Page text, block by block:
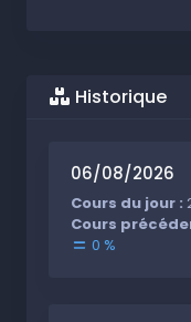
Historique
06/08/2026
Cours du jour :
Cours
0 %